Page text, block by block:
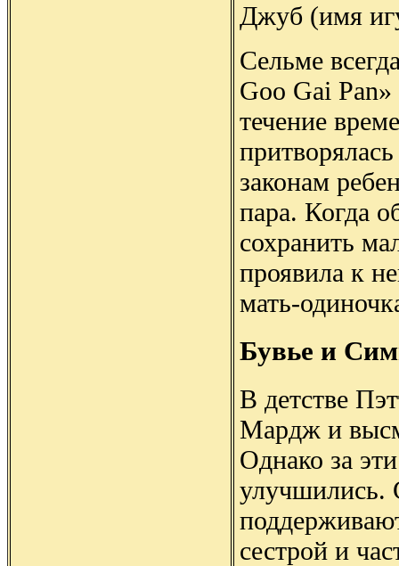
Джуб (имя
Сельме
Goo Gai
течение
законам
пара. Когда
сохранить
проявила к
мать-
Бувье и
В детстве
Мардж и
Однако за
улучшились.
сестрой и